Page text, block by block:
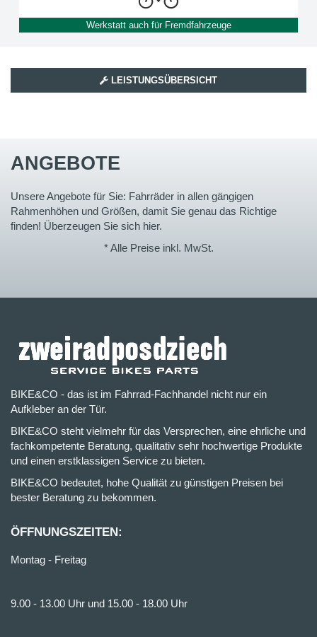
Werkstatt auch für Fremdfahrzeuge
LEISTUNGSÜBERSICHT
ANGEBOTE
Unsere Angebote für Sie: Fahrräder in allen gängigen
Rahmenhöhen und Größen, damit Sie genau das Richtige
finden! Überzeugen Sie sich hier.
* Alle Preise inkl. MwSt.
BIKE&CO - das ist im Fahrrad-Fachhandel nicht nur ein
Aufkleber an der Tür.
BIKE&CO steht vielmehr für das Versprechen, eine ehrliche und
fachkompetente Beratung, qualitativ sehr hochwertige Produkte
und einen erstklassigen Service zu bieten.
BIKE&CO bedeutet, hohe Qualität zu günstigen Preisen bei
bester Beratung zu bekommen.
ÖFFNUNGSZEITEN:
Montag - Freitag
9.00 - 13.00 Uhr und 15.00 - 18.00 Uhr